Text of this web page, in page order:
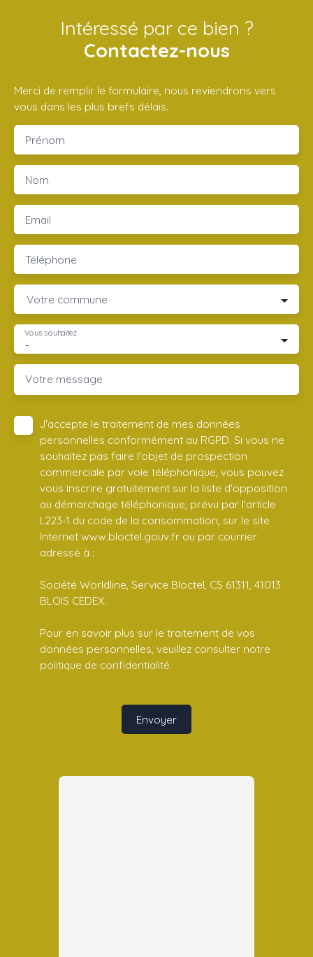
Intéressé par ce bien ?
Contactez-nous
Merci de remplir le formulaire, nous reviendrons vers
vous dans les plus brefs délais.
Prénom
Nom
Email
Téléphone
Votre commune
-
Vous souhaitez
Votre message
J'accepte le traitement de mes données
personnelles conformément au RGPD. Si vous ne
souhaitez pas faire l'objet de prospection
commerciale par voie téléphonique, vous pouvez
vous inscrire gratuitement sur la liste d'opposition
au démarchage téléphonique, prévu par l'article
L223-1 du code de la consommation, sur le site
Internet www.bloctel.gouv.fr ou par courrier
adressé à :
Société Worldline, Service Bloctel, CS 61311, 41013
BLOIS CEDEX.
Pour en savoir plus sur le traitement de vos
données personnelles, veuillez consulter notre
politique de confidentialité.
Envoyer